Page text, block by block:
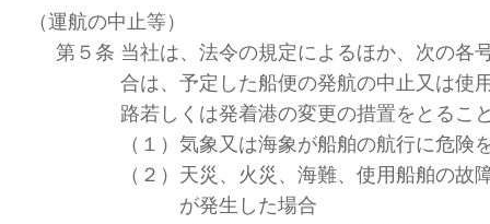
（運航の中止等）
第５条 当社は、法令の規定によるほか、次の各
合は、予定した船便の発航の中止又は使
路若しくは発着港の変更の措置をとるこ
（１） 気象又は海象が船舶の航行に危険
（２） 天災、火災、海難、使用船舶の故
が発生した場合